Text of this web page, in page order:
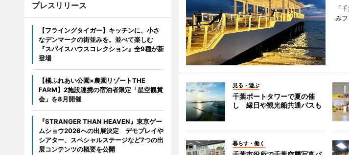
「
みフ
見る・遊ぶ
千葉ポートタワーで夏の催
し 縁日や観光船共通パスも
暮らす・働く
プレスリリース
【フライングタイガー】キッチンに、小さ
なデンマークの街並みを。並べて楽しむ
『スパイスハウスコレクション』全9種が新
登場
【橘ふれあい公園×農園リゾートTHE
FARM】2施設連携の宿泊者限定「星空観賞
会」を8月開催
『STRANGER THAN HEAVEN』東京ゲー
ムショウ2026への出展決定 デモプレイや
シアター、スペシャルステージなど7つの出
展コンテンツの概要を公開